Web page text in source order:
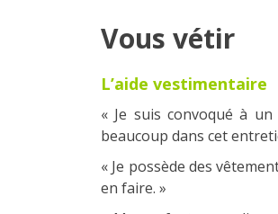
Vous vétir
L’aide vestimentaire
« Je suis convoqué à un
beaucoup dans cet
« Je possède des
en faire. »